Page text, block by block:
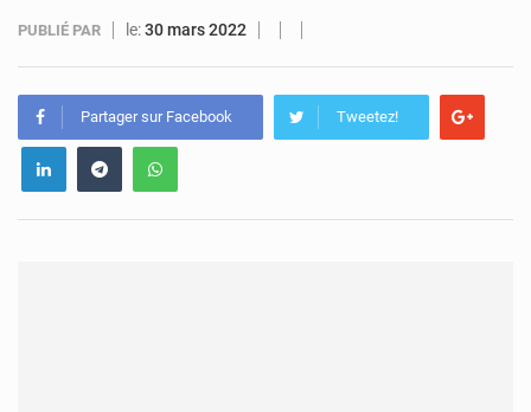
PUBLIÉ PAR le:30 mars 2022
Partager sur Facebook Tweetez!